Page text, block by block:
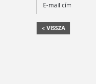
< VISSZA